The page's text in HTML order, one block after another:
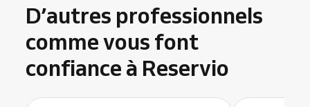
D’autres professionnels
comme vous font
confiance à Reservio